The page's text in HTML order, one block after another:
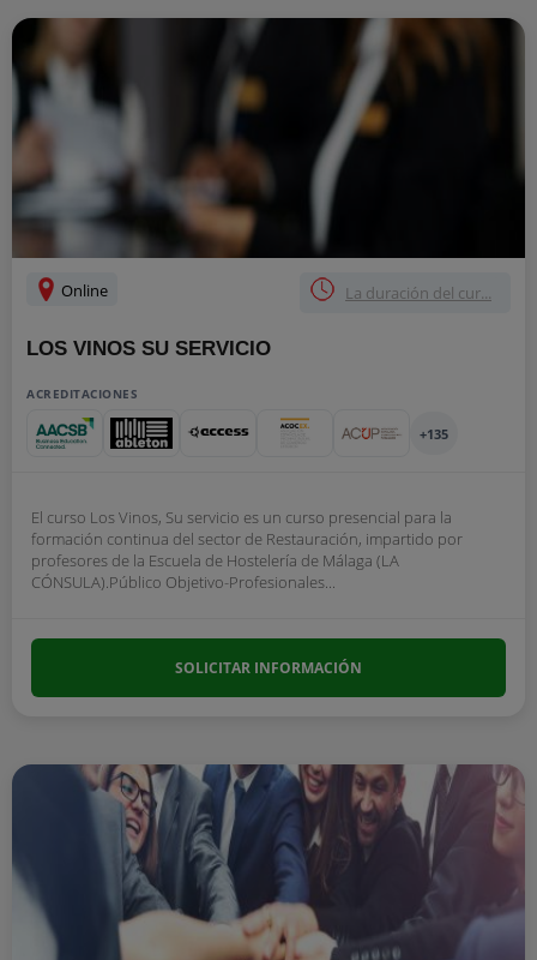
Online La duración del cur...
LOS VINOS SU SERVICIO
ACREDITACIONES
+135
El curso Los Vinos, Su servicio es un curso presencial para la
formación continua del sector de Restauración, impartido por
profesores de la Escuela de Hostelería de Málaga (LA
CÓNSULA).Público Objetivo-Profesionales...
SOLICITAR INFORMACIÓN